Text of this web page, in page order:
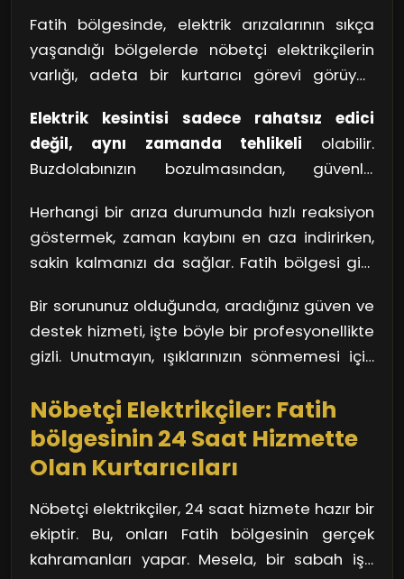
Fatih bölgesinde, elektrik arızalarının sıkça
yaşandığı bölgelerde nöbetçi elektrikçilerin
varlığı, adeta bir kurtarıcı görevi görüyor.
hazırlıyorsunuz ve tam en heyecanlı anında
elektrik gidiyor. Nöbetçi elektrikçiler, işte bu tür
durumlar için devreye giriyor. 24 saat hizmet
vererek, profesyonel ve hızlı bir şekilde arızaya
müdahale ediyorlar.
Elektrik kesintisi sadece rahatsız edici
değil, aynı zamanda tehlikeli olabilir.
Buzdolabınızın bozulmasından, güvenlik
birçok sorunu beraberinde getirir. Nöbetçi
elektrikçiler, bu sorunların üstesinden gelerek,
hayatınızı kolaylaştırıyor. Onlar, her zaman
hazır ve nazır bir orkestra şefi gibi, kaosu
kontrol altına alıyorlar.
Herhangi bir arıza durumunda hızlı reaksiyon
göstermek, zaman kaybını en aza indirirken,
sakin kalmanızı da sağlar. Fatih bölgesi gibi
derece önemlidir. İşte burada, nöbetçi
elektrikçilerin sağladığı profesyonel servis
devreye giriyor. Kısa sürede eve ulaşarak,
Bir sorununuz olduğunda, aradığınız güven ve
destek hizmeti, işte böyle bir profesyonellikte
gizli. Unutmayın, ışıklarınızın sönmemesi için
Nöbetçi Elektrikçiler: Fatih
bölgesinin 24 Saat Hizmette
Olan Kurtarıcıları
Nöbetçi elektrikçiler, 24 saat hizmete hazır bir
ekiptir. Bu, onları Fatih bölgesinin gerçek
kahramanları yapar. Mesela, bir sabah işe